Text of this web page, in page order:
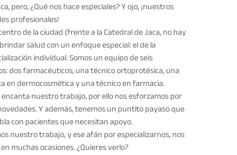
pero, ¿Qué nos hace especiales? Y ojo, ¡nuestros
profesionales!
de la ciudad (frente a la Catedral de Jaca, no hay
salud con un enfoque especial: el de la
individual. Somos un equipo de seis
dos farmacéuticos, una técnico ortoprotésica, una
en dermocosmética y una técnico en farmacia.
nuestro trabajo, por ello nos esforzamos por
Y además, tenemos un puntito payaso que
con pacientes que necesitan apoyo.
nuestro trabajo, y ese afán por especializarnos, nos
muchas ocasiones. ¿Quieres verlo?